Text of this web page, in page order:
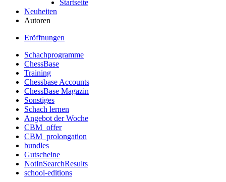
Startseite
Neuheiten
Autoren
Eröffnungen
Schachprogramme
ChessBase
Training
Chessbase Accounts
ChessBase Magazin
Sonstiges
Schach lernen
Angebot der Woche
CBM_offer
CBM_prolongation
bundles
Gutscheine
NotInSearchResults
school-editions